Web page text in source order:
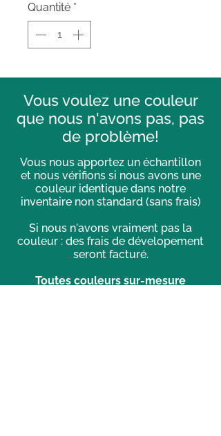
Quantité *
Vous voulez une couleur
que nous n'avons pas, pas
de problème!
Vous nous apportez un échantillon
et nous vérifions si nous avons une
couleur identique dans notre
inventaire non standard (sans frais)
Si nous n'avons vraiment pas la
couleur : des frais de dévelopement
seront facturé.
Toutes couleurs sur-mesure